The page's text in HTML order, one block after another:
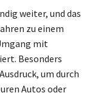
weiter, und das
zu einem
mit
Besonders
um durch
Autos oder